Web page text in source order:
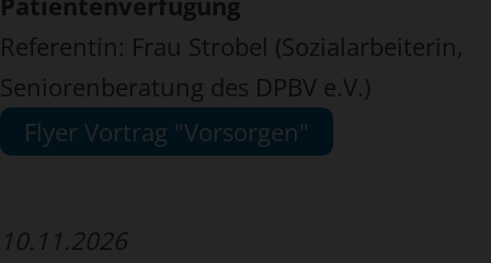
Referentin: Frau Strobel (Sozialarbeiterin,
Seniorenberatung des DPBV e.V.)
Flyer Vortrag "Vorsorgen"
10.11.2026